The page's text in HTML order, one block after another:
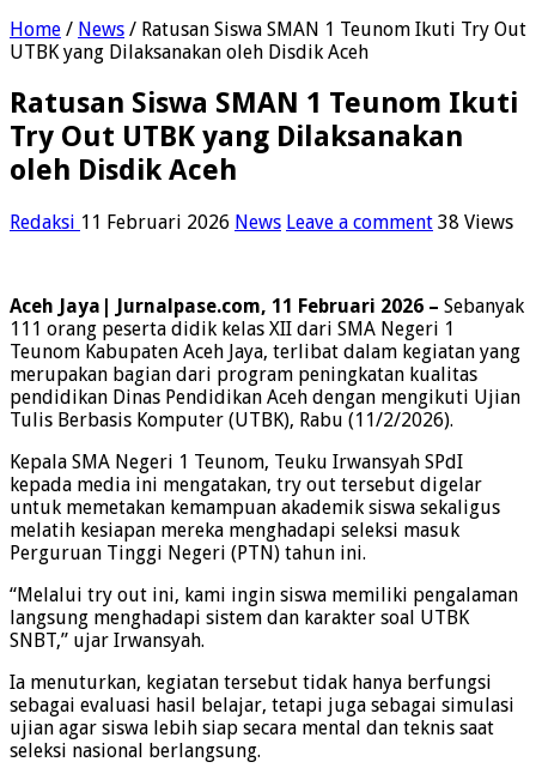
Home / News / Ratusan Siswa SMAN 1 Teunom Ikuti Try Out
UTBK yang Dilaksanakan oleh Disdik Aceh
Ratusan Siswa SMAN 1 Teunom Ikuti
Try Out UTBK yang Dilaksanakan
oleh Disdik Aceh
Redaksi 11 Februari 2026 News Leave a comment 38 Views
Aceh Jaya| Jurnalpase.com, 11 Februari 2026 – Sebanyak
111 orang peserta didik kelas XII dari SMA Negeri 1
Teunom Kabupaten Aceh Jaya, terlibat dalam kegiatan yang
merupakan bagian dari program peningkatan kualitas
pendidikan Dinas Pendidikan Aceh dengan mengikuti Ujian
Tulis Berbasis Komputer (UTBK), Rabu (11/2/2026).
Kepala SMA Negeri 1 Teunom, Teuku Irwansyah SPdI
kepada media ini mengatakan, try out tersebut digelar
untuk memetakan kemampuan akademik siswa sekaligus
melatih kesiapan mereka menghadapi seleksi masuk
Perguruan Tinggi Negeri (PTN) tahun ini.
“Melalui try out ini, kami ingin siswa memiliki pengalaman
langsung menghadapi sistem dan karakter soal UTBK
SNBT,” ujar Irwansyah.
Ia menuturkan, kegiatan tersebut tidak hanya berfungsi
sebagai evaluasi hasil belajar, tetapi juga sebagai simulasi
ujian agar siswa lebih siap secara mental dan teknis saat
seleksi nasional berlangsung.